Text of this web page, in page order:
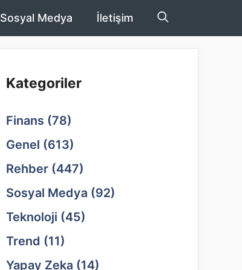
Sosyal Medya İletişim
Kategoriler
Finans (78)
Genel (613)
Rehber (447)
Sosyal Medya (92)
Teknoloji (45)
Trend (11)
Yapay Zeka (14)